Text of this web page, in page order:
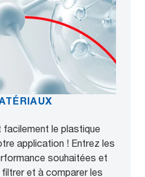
le plastique
application ! Entrez les
souhaitées et
et à comparer les